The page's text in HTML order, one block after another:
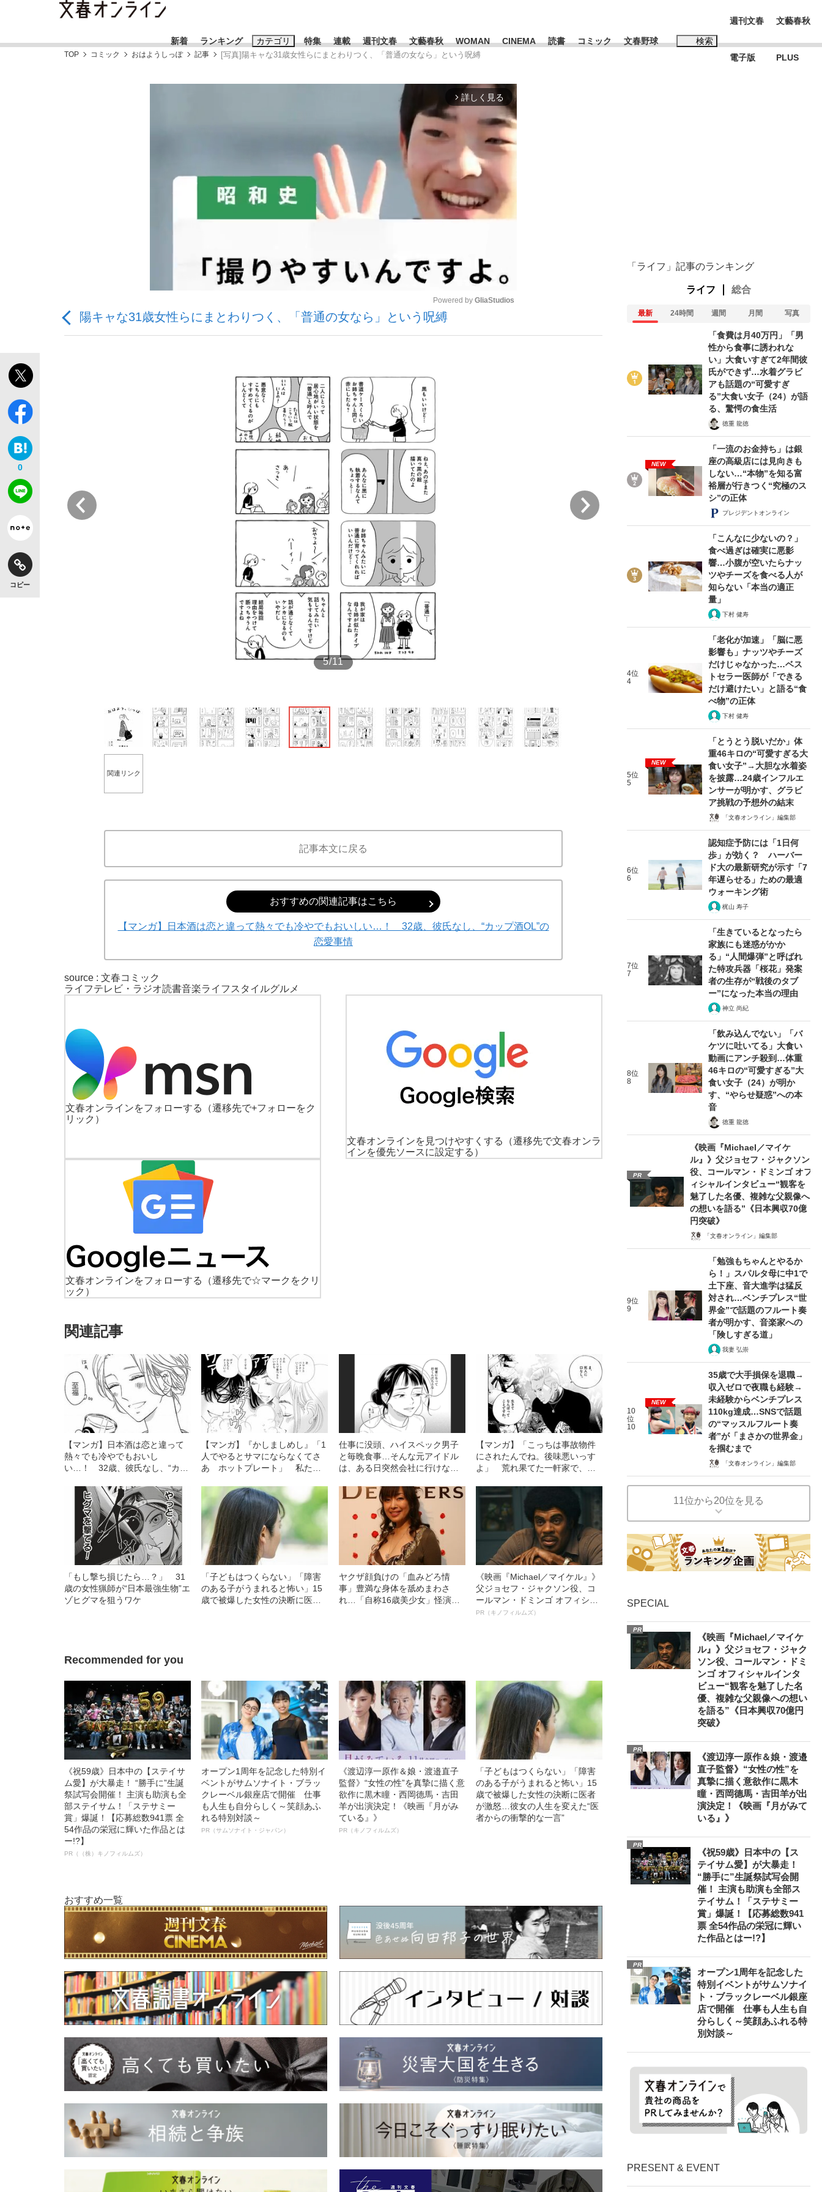
新着 ランキング カテゴリ
「敗因分析は一切聞かれなかった」侍ジャパン選手が証言した“NPB聞... 「クマが悪者扱いされているのが悲しい」『北の国から』倉本聰氏（91...
「目標達成できなかったからと言って…」サッカー日本代表・森保一監督...
もっと見る
特集
もっと見る
連載 週刊文春 文藝春秋 WOMAN CINEMA 読書 コミック 文春野球 検索
#高市早苗 #後藤真希 #城彰二 #内田有紀
週刊文春
電子版
文藝春秋
PLUS
TOP コミック おはようしっぽ 記事 [写真]陽キャな31歳女性らにまとわりつく、「普通の女なら」という呪縛
arrow_forward_ios 詳しく見る
Mute
Powered by GliaStudios
陽キャな31歳女性らにまとわりつく、「普通の女なら」という呪縛
0
コピー
5/11
関連リンク
記事本文に戻る
おすすめの関連記事はこちら
【マンガ】日本酒は恋と違って熱々でも冷やでもおいしい…！ 32歳、彼氏なし、“カップ酒OL”の
恋愛事情
source : 文春コミック
ライフテレビ・ラジオ読書音楽ライフスタイルグルメ
文春オンラインをフォローする
（遷移先で+フォローをク
リック）
文春オンラインを見つけやすくする
（遷移先で文春オンラ
インを優先ソースに設定する）
文春オンラインをフォローする
（遷移先で☆マークをクリ
ック）
関連記事
【マンガ】日本酒は恋と違って
熱々でも冷やでもおいし
い…！ 32歳、彼氏なし、“カッ
【マンガ】『かしましめし』「1
人でやるとサマにならなくてさ
あ ホットプレート」 私たち
仕事に没頭、ハイスペック男子
と毎晩食事…そんな元アイドル
は、ある日突然会社に行けなく
【マンガ】「こっちは事故物件
にされたんでね。後味悪いっす
よ」 荒れ果てた一軒家で、男
れたのか
「もし撃ち損じたら…？」 31
歳の女性猟師が“日本最強生物”エ
ゾヒグマを狙うワケ
「子どもはつくらない」「障害
のある子がうまれると怖い」15
歳で被爆した女性の決断に医者
ヤクザ顔負けの「血みどろ情
事」豊満な身体を舐めまわさ
れ…「自称16歳美少女」怪演
《映画『Michael／マイケル』》
父ジョセフ・ジャクソン役、コ
ールマン・ドミンゴ オフィシャ
ルインタビュー“観客を魅了した
PR（キノフィルムズ）
Recommended for you
《祝59歳》日本中の【ステイサ
ム愛】が大暴走！ “勝手に”生誕
祭試写会開催！ 主演も助演も全
部ステイサム！「ステサミー
賞」爆誕！【応募総数941票 全
54作品の栄冠に輝いた作品とは
ー!?】
PR（（株）キノフィルムズ）
オープン1周年を記念した特別イ
ベントがサムソナイト・ブラッ
クレーベル銀座店で開催 仕事
も人生も自分らしく～笑顔あふ
れる特別対談～
PR（サムソナイト・ジャパン）
《渡辺淳一原作＆娘・渡邉直子
監督》“女性の性”を真摯に描く意
欲作に黒木瞳・西岡德馬・吉田
羊が出演決定！《映画『月がみ
ている』》
PR（キノフィルムズ）
「子どもはつくらない」「障害
のある子がうまれると怖い」15
歳で被爆した女性の決断に医者
が激怒…彼女の人生を変えた“医
者からの衝撃的な一言”
おすすめ一覧
「ライフ」記事のランキング
ライフ 総合
最新 24時間 週間 月間 写真
「食費は月40万円」「男
性から食事に誘われな
い」大食いすぎて2年間彼
氏ができず…水着グラビ
アも話題の“可愛すぎ
る”大食い女子（24）が語
る、驚愕の食生活
徳重 龍徳
NEW
「一流のお金持ち」は銀
座の高級店には見向きも
しない…“本物”を知る富
裕層が行きつく“究極のス
シ”の正体
プレジデントオンライン
「こんなに少ないの？」
食べ過ぎは確実に悪影
響…小腹が空いたらナッ
ツやチーズを食べる人が
知らない「本当の適正
量」
下村 健寿
4位
4
「老化が加速」「脳に悪
影響も」ナッツやチーズ
だけじゃなかった…ベス
トセラー医師が「できる
だけ避けたい」と語る“食
べ物”の正体
下村 健寿
5位
5
NEW
「とうとう脱いだか」体
重46キロの“可愛すぎる大
食い女子”→大胆な水着姿
を披露…24歳インフルエ
ンサーが明かす、グラビ
ア挑戦の予想外の結末
「文春オンライン」編集部
6位
6
認知症予防には「1日何
歩」が効く？ ハーバー
ド大の最新研究が示す「7
年遅らせる」ための最適
ウォーキング術
梶山 寿子
7位
7
「生きているとなったら
家族にも迷惑がかか
る」“人間爆弾”と呼ばれ
た特攻兵器「桜花」発案
者の生存が“戦後のタブ
ー”になった本当の理由
神立 尚紀
8位
8
「飲み込んでない」「バ
ケツに吐いてる」大食い
動画にアンチ殺到…体重
46キロの“可愛すぎる”大
食い女子（24）が明か
す、“やらせ疑惑”への本
音
徳重 龍徳
PR
《映画『Michael／マイケ
ル』》父ジョセフ・ジャクソン
役、コールマン・ドミンゴ オフ
ィシャルインタビュー“観客を
魅了した名優、複雑な父親像へ
の想いを語る”《日本興収70億
円突破》
「文春オンライン」編集部
9位
9
「勉強もちゃんとやるか
ら！」スパルタ母に中1で
土下座、音大進学は猛反
対され…ベンチプレス“世
界金”で話題のフルート奏
者が明かす、音楽家への
「険しすぎる道」
我妻 弘崇
10
位
10
NEW
35歳で大手損保を退職→
収入ゼロで夜職も経験→
未経験からベンチプレス
110kg達成…SNSで話題
の“マッスルフルート奏
者”が「まさかの世界金」
を掴むまで
「文春オンライン」編集部
11位から20位を見る
SPECIAL
PR
《映画『Michael／マイケ
ル』》父ジョセフ・ジャク
ソン役、コールマン・ドミ
ンゴ オフィシャルインタ
ビュー“観客を魅了した名
優、複雑な父親像への想い
を語る”《日本興収70億円
突破》
PR
《渡辺淳一原作＆娘・渡邉
直子監督》“女性の性”を
真摯に描く意欲作に黒木
瞳・西岡德馬・吉田羊が出
演決定！《映画『月がみて
いる』》
PR
《祝59歳》日本中の【ス
テイサム愛】が大暴走！
“勝手に”生誕祭試写会開
催！ 主演も助演も全部ス
テイサム！「ステサミー
賞」爆誕！【応募総数941
票 全54作品の栄冠に輝い
た作品とはー!?】
PR
オープン1周年を記念した
特別イベントがサムソナイ
ト・ブラックレーベル銀座
店で開催 仕事も人生も自
分らしく～笑顔あふれる特
別対談～
PRESENT & EVENT